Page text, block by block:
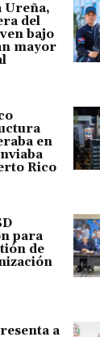
Ureña,
del
bajo
mayor
en
Rico
para
de
a